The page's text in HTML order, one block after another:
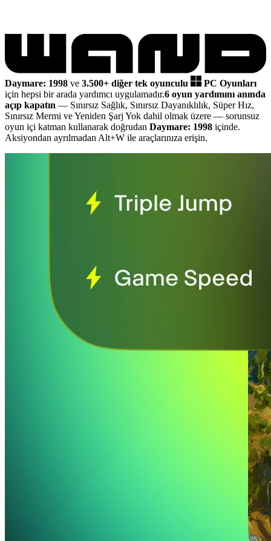
Daymare: 1998 ve 3.500+ diğer tek oyunculu
PC Oyunları
için hepsi bir arada yardımcı uygulamadır.6 oyun yardımını anında
açıp kapatın — Sınırsız Sağlık, Sınırsız Dayanıklılık, Süper Hız,
Sınırsız Mermi ve Yeniden Şarj Yok dahil olmak üzere — sorunsuz
oyun içi katman kullanarak doğrudan Daymare: 1998 içinde.
Aksiyondan ayrılmadan Alt+W ile araçlarınıza erişin.